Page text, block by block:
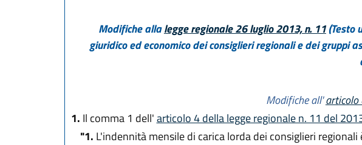
Modifiche allalegge regionale 26 luglio 2013, n. 11(Testo
giuridico ed economico dei consiglieri regionali e dei gruppi
Modifiche all'articolo
1. Il comma 1 dell'articolo 4 della legge regionale n. 11 del
"1. L'indennità mensile di carica lorda dei consiglieri regionali